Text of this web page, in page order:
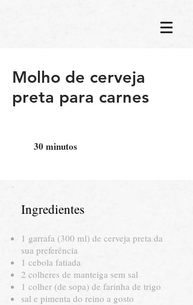
Molho de cerveja
preta para carnes
30 minutos
Ingredientes
1 garrafa (300 ml) de cerveja preta da
sua preferência
1 cebola fatiada
2 colheres de manteiga sem sal
1 colher (de sopa) de farinha de trigo
sal e pimenta do reino a gosto